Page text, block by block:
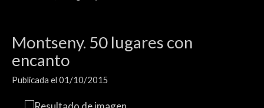
Montseny. 50 lugares con
encanto
Publicada el 01/10/2015